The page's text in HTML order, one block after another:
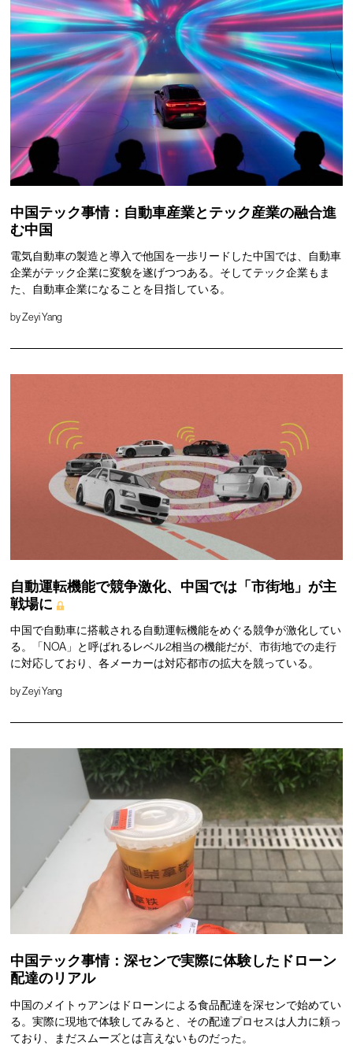
中国テック事情：自動車産業とテック産業の融合進
む中国
電気自動車の製造と導入で他国を一歩リードした中国では、自動車
企業がテック企業に変貌を遂げつつある。そしてテック企業もま
た、自動車企業になることを目指している。
byZeyi Yang
自動運転機能で競争激化、中国では「市街地」が主
戦場に
中国で自動車に搭載される自動運転機能をめぐる競争が激化してい
る。「NOA」と呼ばれるレベル2相当の機能だが、市街地での走行
に対応しており、各メーカーは対応都市の拡大を競っている。
byZeyi Yang
中国テック事情：深センで実際に体験したドローン
配達のリアル
中国のメイトゥアンはドローンによる食品配達を深センで始めてい
る。実際に現地で体験してみると、その配達プロセスは人力に頼っ
ており、まだスムーズとは言えないものだった。